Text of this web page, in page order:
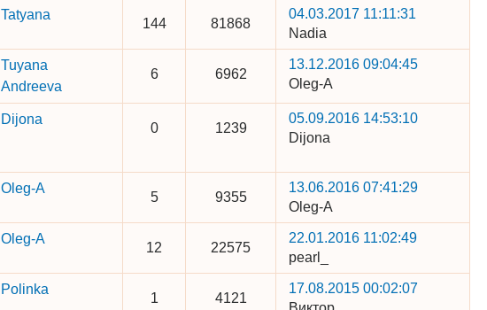
Tatyana
144 81868
04.03.2017 11:11:31
Nadia
Tuyana
Andreeva
6 6962
13.12.2016 09:04:45
Oleg-A
Dijona
0 1239
05.09.2016 14:53:10
Dijona
Oleg-A
5 9355
13.06.2016 07:41:29
Oleg-A
Oleg-A
12 22575
22.01.2016 11:02:49
pearl_
Polinka
1 4121
17.08.2015 00:02:07